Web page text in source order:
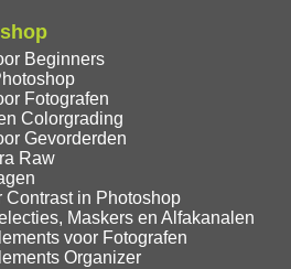
Beginners
Fotografen
Colorgrading
Gevorderden
Raw
in Photoshop
Maskers en Alfakanalen
voor Fotografen
Organizer